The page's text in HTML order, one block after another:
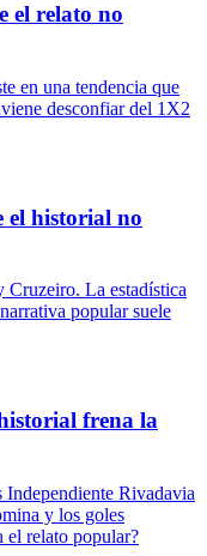
el relato no
en una tendencia que
desconfiar del 1X2
el historial no
La estadística
popular suele
frena la
Rivadavia
y los goles
el relato popular?